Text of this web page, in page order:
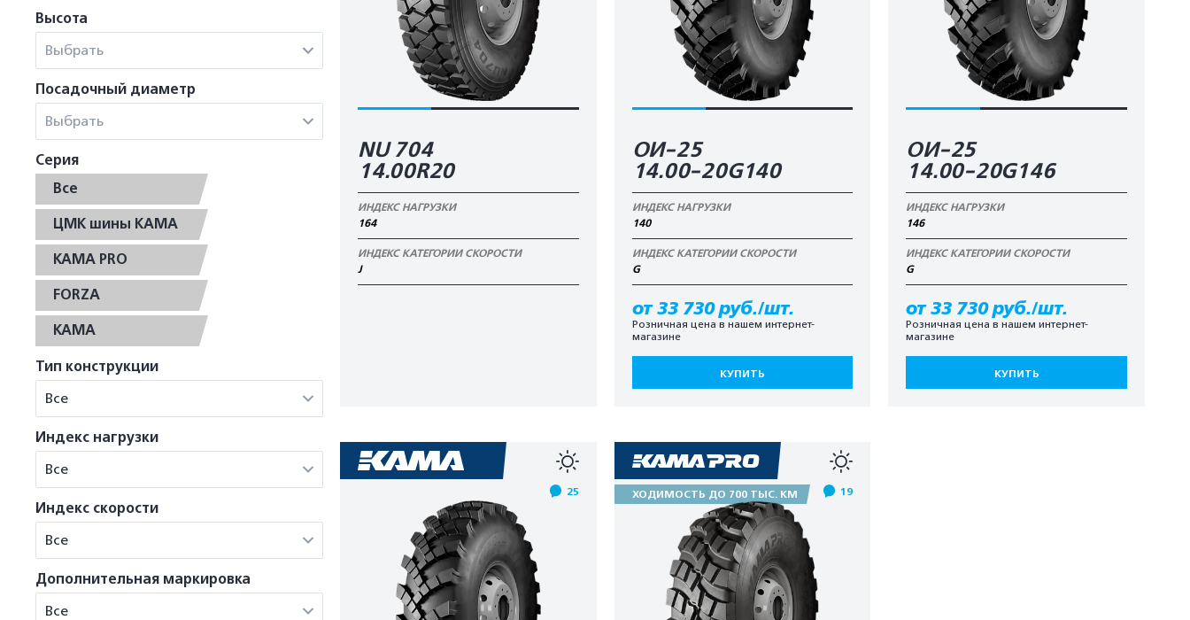
Высота
Выбрать
Посадочный диаметр
Выбрать
Серия
Все
ЦМК шины КАМА
KAMA PRO
FORZA
KAMA
Тип конструкции
Все
Индекс нагрузки
Все
Индекс скорости
Все
Дополнительная маркировка
Все
NU 704
14.00R20
ИНДЕКС НАГРУЗКИ
164
ИНДЕКС КАТЕГОРИИ СКОРОСТИ
J
ОИ-25
14.00-20G140
ИНДЕКС НАГРУЗКИ
140
ИНДЕКС КАТЕГОРИИ СКОРОСТИ
G
от 33 730 руб./шт.
Розничная цена в нашем интернет-
магазине
КУПИТЬ
ОИ-25
14.00-20G146
ИНДЕКС НАГРУЗКИ
146
ИНДЕКС КАТЕГОРИИ СКОРОСТИ
G
от 33 730 руб./шт.
Розничная цена в нашем интернет-
магазине
КУПИТЬ
25 ХОДИМОСТЬ ДО 700 ТЫС. КМ 19